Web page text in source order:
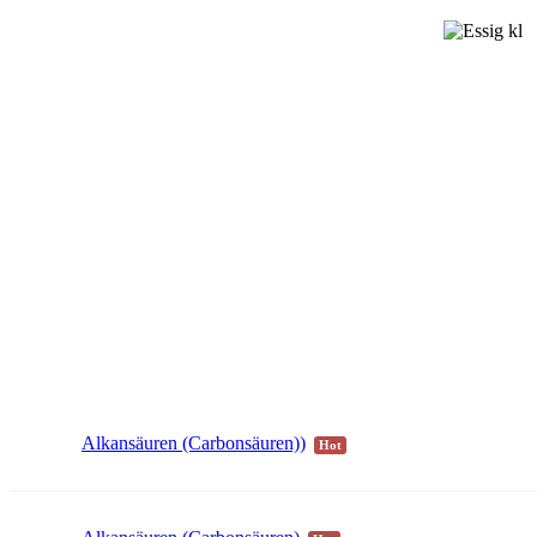
Alkansäuren (Carbonsäuren)) Hot